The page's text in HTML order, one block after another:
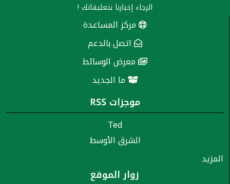
الرجاء إخبارنا بتعليقاتك !
مركز المساعدة
اتصل بالدعم
معرض الوسائط
ما الجديد
موجزات RSS
Ted
الشرق الأوسط
المزيد
زوار الموقع